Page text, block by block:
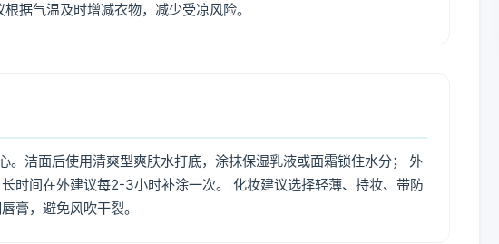
据气温及时增减衣物，减少受凉风险。
洁面后使用清爽型爽肤水打底，涂抹保湿乳液或面霜锁住水分； 外
时间在外建议每2-3小时补涂一次。 化妆建议选择轻薄、持妆、带防
膏，避免风吹干裂。